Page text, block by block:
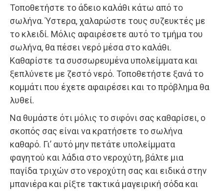
Τοποθετήστε το άδειο καλάθι κάτω από το
σωλήνα. Ύστερα, χαλαρώστε τους συζευκτές με
το κλειδί. Μόλις αφαιρέσετε αυτό το τμήμα του
σωλήνα, θα πέσει νερό μέσα στο καλάθι.
Καθαρίστε τα συσσωρευμένα υπολείμματα και
ξεπλύνετε με ζεστό νερό. Τοποθετήστε ξανά το
κομμάτι που έχετε αφαιρέσει και το πρόβλημα θα
λυθεί.
Να θυμάστε ότι μόλις το σιφόνι σας καθαρίσει, ο
σκοπός σας είναι να κρατήσετε το σωλήνα
καθαρό. Γι’ αυτό μην πετάτε υπολείμματα
φαγητού και λάδια στο νεροχύτη, βάλτε μια
παγίδα τριχών στο νεροχύτη σας και ειδικά στην
μπανιέρα και ρίξτε τακτικά μαγειρική σόδα και